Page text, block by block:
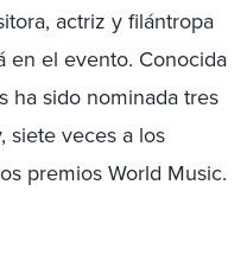
actriz y filántropa
en el evento. Conocida
ha sido nominada tres
siete veces a los
premios World Music.